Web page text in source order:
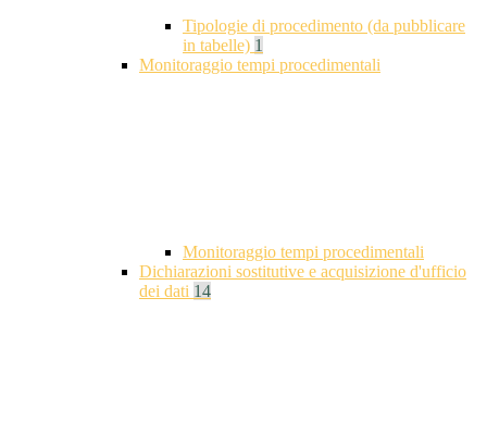
Tipologie di procedimento (da pubblicare
in tabelle) 1
Monitoraggio tempi procedimentali
Monitoraggio tempi procedimentali
Dichiarazioni sostitutive e acquisizione d'ufficio
dei dati 14